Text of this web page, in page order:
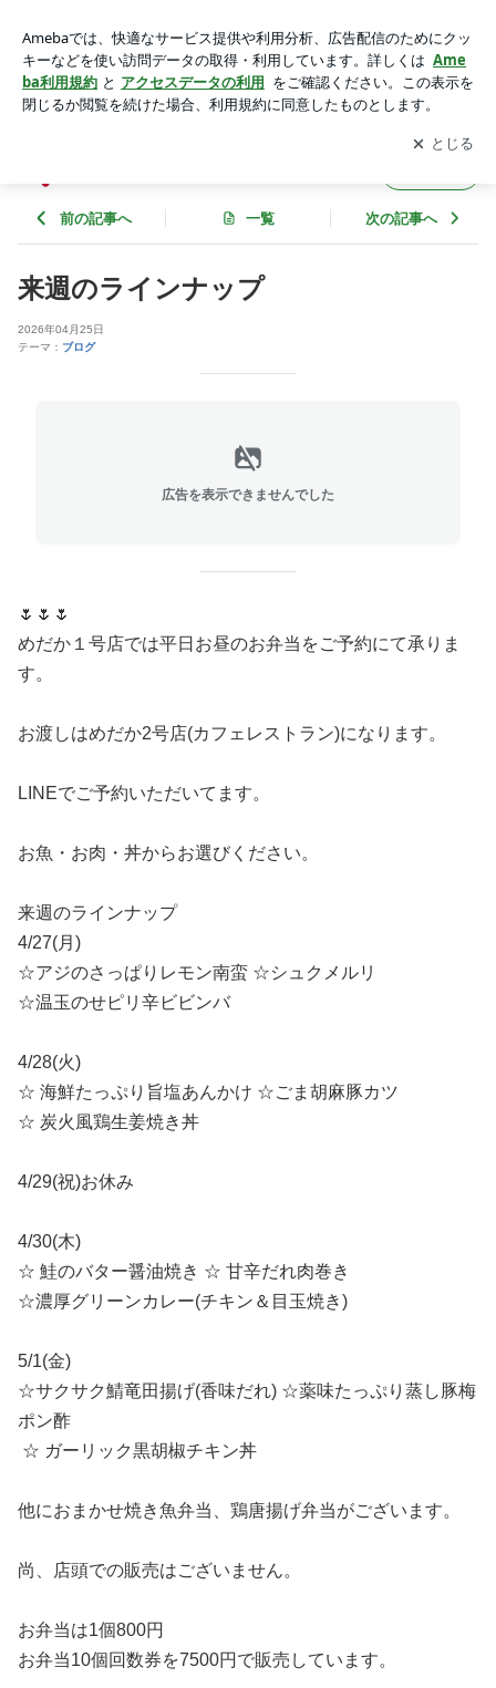
アプリをダウンロードして ブログの更新通知
を受け取りまし
ょう。
開く
前の記事へ 一覧 次の記事へ
来週のラインナップ
2026年04月25日
テーマ： ブログ
広告を表示できませんでした
🌷🌷🌷
めだか１号店では平日お昼のお弁当をご予約にて承りま
す。
お渡しはめだか2号店(カフェレストラン)になります。
LINEでご予約いただいてます。
お魚・お肉・丼からお選びください。
来週のラインナップ
4/27(月)
☆アジのさっぱりレモン南蛮 ☆シュクメルリ
☆温玉のせピリ辛ビビンバ
4/28(火)
☆ 海鮮たっぷり旨塩あんかけ ☆ごま胡麻豚カツ
☆ 炭火風鶏生姜焼き丼
4/29(祝)お休み
4/30(木)
☆ 鮭のバター醤油焼き ☆ 甘辛だれ肉巻き
☆濃厚グリーンカレー(チキン＆目玉焼き)
5/1(金)
☆サクサク鯖竜田揚げ(香味だれ) ☆薬味たっぷり蒸し豚梅
ポン酢
☆ ガーリック黒胡椒チキン丼
他におまかせ焼き魚弁当、鶏唐揚げ弁当がございます。
尚、店頭での販売はございません。
お弁当は1個800円
お弁当10個回数券を7500円で販売しています。